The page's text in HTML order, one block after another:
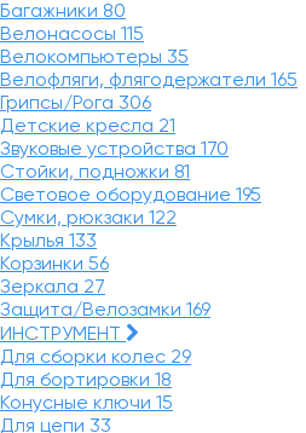
Багажники 80
Велонасосы 115
Велокомпьютеры 35
Велофляги, флягодержатели 165
Грипсы/Рога 306
Детские кресла 21
Звуковые устройства 170
Стойки, подножки 81
Световое оборудование 195
Сумки, рюкзаки 122
Крылья 133
Корзинки 56
Зеркала 27
Защита/Велозамки 169
ИНСТРУМЕНТ
Для сборки колес 29
Для бортировки 18
Конусные ключи 15
Для цепи 33